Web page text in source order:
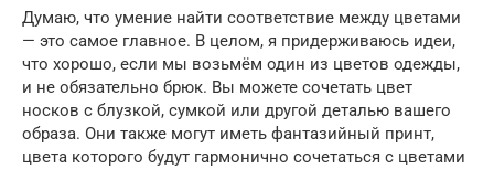
Думаю, что умение найти соответствие между цветами
— это самое главное. В целом, я придерживаюсь идеи,
что хорошо, если мы возьмём один из цветов одежды,
и не обязательно брюк. Вы можете сочетать цвет
носков с блузкой, сумкой или другой деталью вашего
образа. Они также могут иметь фантазийный принт,
цвета которого будут гармонично сочетаться с цветами